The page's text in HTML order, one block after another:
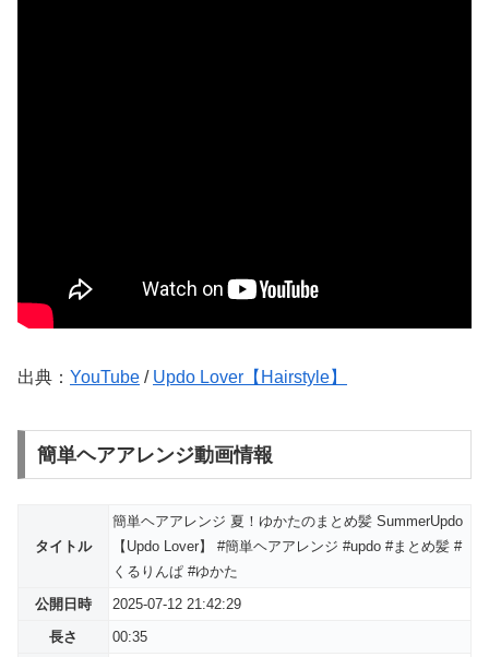
出典： YouTube / Updo Lover【Hairstyle】
簡単ヘアアレンジ動画情報
タイトル
簡単ヘアアレンジ 夏！ゆかたのまとめ髪 SummerUpdo
【Updo Lover】 #簡単ヘアアレンジ #updo #まとめ髪 #
くるりんぱ #ゆかた
公開日時
2025-07-12 21:42:29
長さ
00:35